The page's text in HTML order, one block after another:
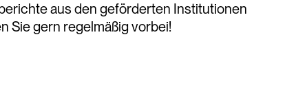
aus den geförderten Institutionen
Sie gern regelmäßig vorbei!